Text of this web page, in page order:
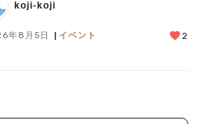
ショップや限定ヒーローショーも
koji-koji
年8月5日 イベント 2